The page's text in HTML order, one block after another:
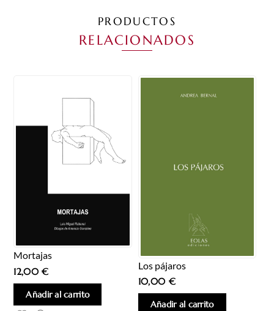
PRODUCTOS
RELACIONADOS
Mortajas
12,00€
Añadir al carrito
Los pájaros
10,00 €
Añadir al carrito